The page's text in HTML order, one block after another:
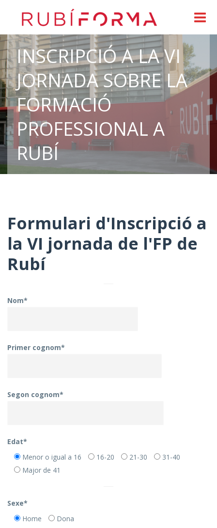
INSCRIPCIÓ A LA VI
JORNADA SOBRE LA
FORMACIÓ
PROFESSIONAL A
RUBÍ
Formulari d'Inscripció a
la VI jornada de l'FP de
Rubí
Nom*
Primer cognom*
Segon cognom*
Edat*
Menor o igual a 16
16-20 21-30
31-40
Major de 41
Sexe*
Home
Dona